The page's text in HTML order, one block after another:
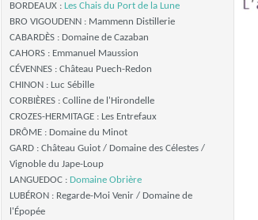
BORDEAUX : Les Chais du Port de la Lune
BRO VIGOUDENN : Mammenn Distillerie
CABARDÈS : Domaine de Cazaban
CAHORS : Emmanuel Maussion
CÉVENNES : Château Puech-Redon
CHINON : Luc Sébille
CORBIÈRES : Colline de l'Hirondelle
CROZES-HERMITAGE : Les Entrefaux
DRÔME : Domaine du Minot
GARD : Château Guiot / Domaine des Célestes /
Vignoble du Jape-Loup
LANGUEDOC : Domaine Obrière
LUBÉRON : Regarde-Moi Venir / Domaine de
l'Épopée